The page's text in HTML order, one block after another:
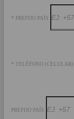
* PREFIJO PAÍS
* TELÉFONO (CELULAR)
PREFIJO PAÍS